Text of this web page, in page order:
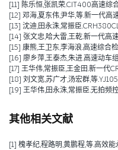
[11] 陈乐恒,张凯荣.CIT400高速
[12] 邓海,夏东伟,尹华,等.新一代
[13] 沈迪,田永洙,常振臣
[14] 张文忠,哈大雷,王乾.新一代
[15] 康熊,王卫东,李海浪.高速综合
[16] 廖乡萍,王泰杰,朱进.高速动
[17] 王华伟,常振臣,王金田.新一
[18] 刘文宽,苏广才,汤宏群,等
[19] 王华伟,田永洙,常振臣.无拍
其他相关文献
[1] 槐孝纪,程路明,黄鹏程,等.高效